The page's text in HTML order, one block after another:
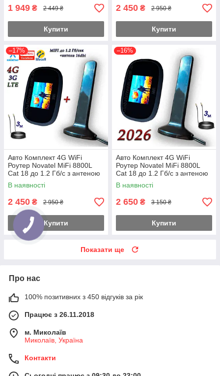
1 949 ₴ 2 449 ₴
Купити
2 450 ₴ 2 950 ₴
Купити
–17%
Авто Комплект 4G WiFi
Роутер Novatel MiFi 8800L
Cat 18 до 1.2 Гб/с з антеною
MIMO 2×16dbi Магніт 3 м.
Укр+Pro
В наявності
2 450 ₴ 2 950 ₴
Купити
–16%
Авто Комплект 4G WiFi
Роутер Novatel MiFi 8800L
Cat 18 до 1.2 Гб/с з антеною
MIMO 2×16dbi Магніт 3 м. Укр
( прош. 2026р.)
В наявності
2 650 ₴ 3 150 ₴
Купити
Показати ще
Про нас
100% позитивних з 450 відгуків за рік
Працює з 26.11.2018
м. Миколаїв
Миколаїв, Україна
Контакти